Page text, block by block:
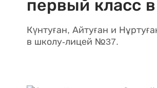
первый класс
Күнтуған, Айтуған и
в школу-лицей №37.